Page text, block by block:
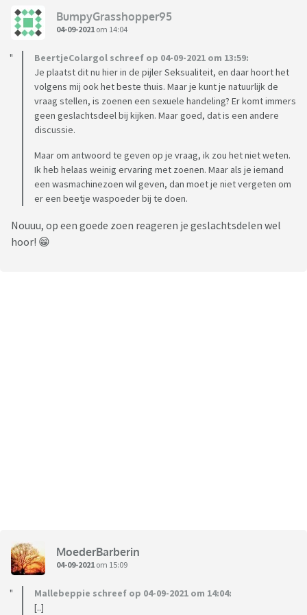
BumpyGrasshopper95
04-09-2021 om 14:04
BeertjeColargol schreef op 04-09-2021 om 13:59:
Je plaatst dit nu hier in de pijler Seksualiteit, en daar hoort het
volgens mij ook het beste thuis. Maar je kunt je natuurlijk de
vraag stellen, is zoenen een sexuele handeling? Er komt immers
geen geslachtsdeel bij kijken. Maar goed, dat is een andere
discussie.
Maar om antwoord te geven op je vraag, ik zou het niet weten.
Ik heb helaas weinig ervaring met zoenen. Maar als je iemand
een wasmachinezoen wil geven, dan moet je niet vergeten om
er een beetje waspoeder bij te doen.
Nouuu, op een goede zoen reageren je geslachtsdelen wel
hoor! 😁
MoederBarberin
04-09-2021 om 15:09
Mallebeppie schreef op 04-09-2021 om 14:04:
[..]